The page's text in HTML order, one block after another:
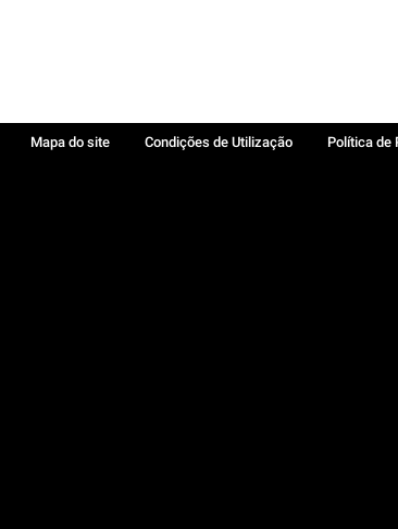
Mapa do site Condições de Utilização Política de